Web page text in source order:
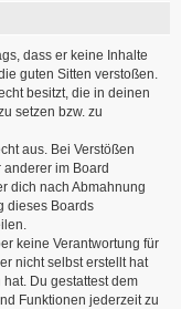
dass er keine Inhalte
guten Sitten verstoßen.
besitzt, die in deinen
setzen bzw. zu
aus. Bei Verstößen
im Board
dich nach Abmahnung
dieses Boards
keine Verantwortung für
nicht selbst erstellt hat
Du gestattest dem
Funktionen jederzeit zu